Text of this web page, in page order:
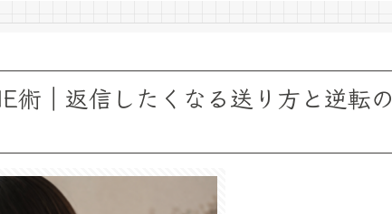
術｜返信したくなる送り方と逆転の